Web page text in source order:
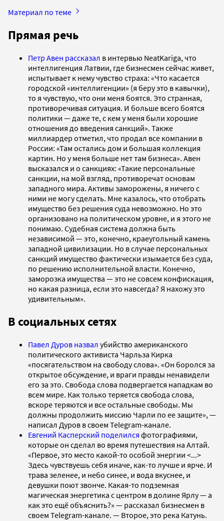
Материал по теме
Прямая речь
Петр Авен рассказал в интервью NeatKariga, что
интеллигенция Латвии, где бизнесмен сейчас живет,
испытывает к нему чувство страха: «Что касается
городской «интеллигенции» (я беру это в кавычки),
то я чувствую, что они меня боятся. Это странная,
противоречивая ситуация. И больше всего боятся
политики — даже те, с кем у меня были хорошие
отношения до введения санкций». Также
миллиардер отметил, что продал все компании в
России: «Там остались дом и большая коллекция
картин. Но у меня больше нет там бизнеса». Авен
высказался и о санкциях: «Такие персональные
санкции, на мой взгляд, противоречат основам
западного мира. Активы заморожены, я ничего с
ними не могу сделать. Мне казалось, что отобрать
имущество без решения суда невозможно. Но это
организовано на политическом уровне, и я этого не
понимаю. Судебная система должна быть
независимой — это, конечно, краеугольный камень
западной цивилизации. Но в случае персональных
санкций имущество фактически изымается без суда,
по решению исполнительной власти. Конечно,
заморозка имущества — это не совсем конфискация,
но какая разница, если это навсегда? Я нахожу это
удивительным».
В социальных сетях
Павел Дуров назвал убийство американского
политического активиста Чарльза Кирка
«посягательством на свободу слова». «Он боролся за
открытое обсуждение, и враги правды ненавидели
его за это. Свобода слова подвергается нападкам во
всем мире. Как только теряется свобода слова,
вскоре теряются и все остальные свободы. Мы
должны продолжить миссию Чарли по ее защите», —
написал Дуров в своем Telegram-канале.
Евгений Касперский поделился фотографиями,
которые он сделал во время путешествия на Алтай.
«Первое, это место какой-то особой энергии <...>
Здесь чувствуешь себя иначе, как-то лучше и ярче. И
трава зеленее, и небо синее, и вода вкуснее, и
девушки поют звонче. Какая-то подземная
магическая энергетика с центром в долине Ярлу — а
как это ещё объяснить?» — рассказал бизнесмен в
своем Telegram-канале. — Второе, это река Катунь.